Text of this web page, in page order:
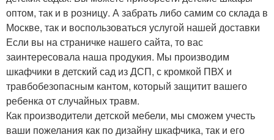
оптом, так и в розницу. А забрать либо самим со склада в
Москве, так и воспользоваться услугой нашей доставки
Если вы на страничке нашего сайта, то вас
заинтересовала наша продукия. Мы производим
шкафчики в детский сад из ДСП, с кромкой ПВХ и
травбобезопасным кантом, который защитит вашего
ребенка от случайных травм.
Как производители детской мебели, мы сможем учесть
ваши пожелания как по дизайну шкафчика, так и его